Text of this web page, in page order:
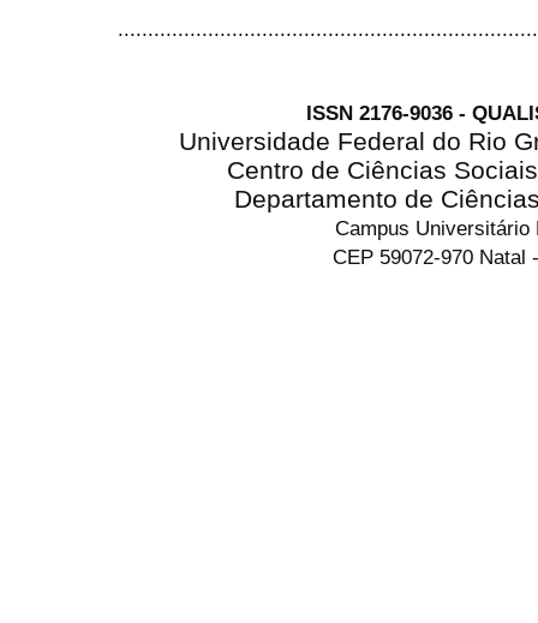
ISSN 2176-9036 -
Universidade Federal do Rio
Centro de Ciências
Departamento de
Campus Universitário
CEP 59072-970 Natal